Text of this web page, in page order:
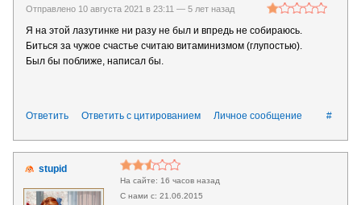
Отправлено 10 августа 2021 в 23:11 — 5 лет назад
Я на этой лазутинке ни разу не был и впредь не собираюсь.
Биться за чужое счастье считаю витаминизмом (глупостью).
Был бы поближе, написал бы.
#
Ответить Ответить с цитированием Личное сообщение
stupid
16 часов назад
21.06.2015